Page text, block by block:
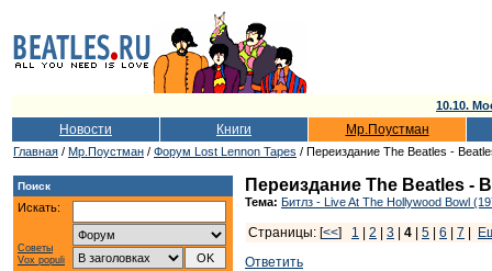
10.10.
Новости Книги Мр.Поустман
Главная / Мр.Поустман / Форум Lost Lennon Tapes / Переиздание The Beatles -
Поиск
Искать:
Советы
Vox populi
Переиздание The Beatles -
Тема: Битлз - Live At The Hollywood Bowl
Страницы: [<<] 1 2 3 4 5 6 7
Ответить